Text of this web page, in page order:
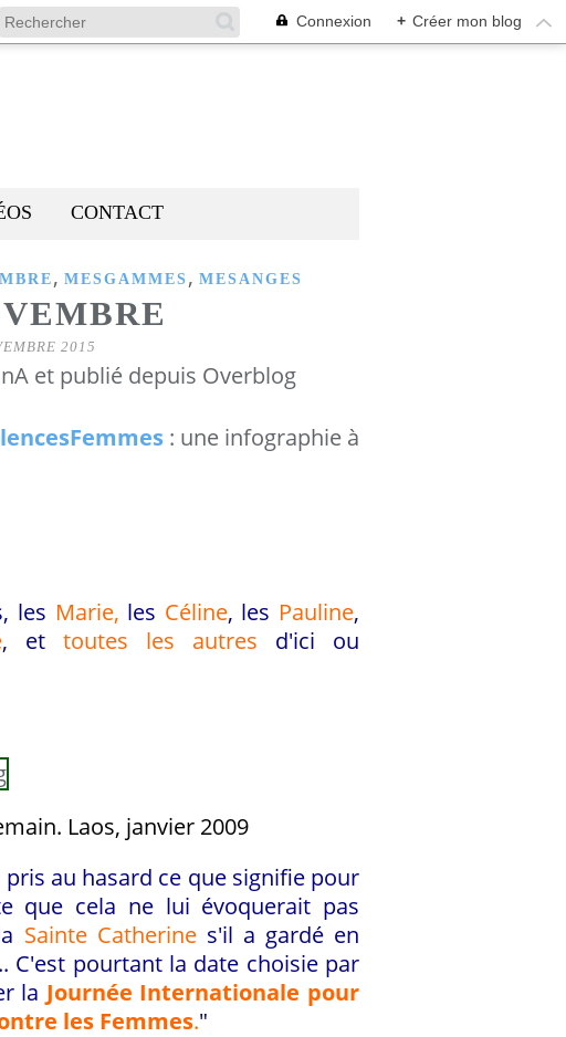
Connexion + Créer mon blog
CONTACT
, MESGAMMES , MESANGES
2015
et publié depuis Overblog
: une infographie à
les Marie, les Céline, les Pauline,
, et toutes les autres d'ici ou
Laos, janvier 2009
au hasard ce que signifie pour
que cela ne lui évoquerait pas
Sainte Catherines'il a gardé en
C'est pourtant la date choisie par
la Journée Internationale pour
les Femmes."